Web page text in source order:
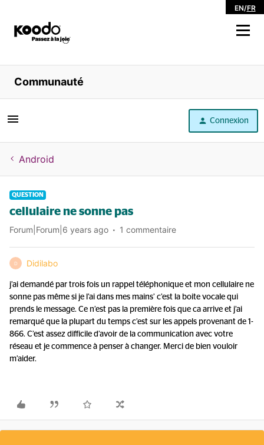
EN/FR
Magasiner
Libre service
Aide
Communauté
Connexion
Android
QUESTION
cellulaire ne sonne pas
Forum|Forum|6 years ago 1 commentaire
D Didilabo
j’ai demandé par trois fois un rappel téléphonique et mon cellulaire ne
sonne pas même si je l’ai dans mes mains’ c’est la boite vocale qui
prends le message. Ce n’est pas la première fois que ca arrive et j’ai
remarqué que la plupart du temps c’est sur les appels provenant de 1-
866. C’est assez difficile d’avoir de la communication avec votre
réseau et je commence à penser à changer. Merci de bien vouloir
m’aider.